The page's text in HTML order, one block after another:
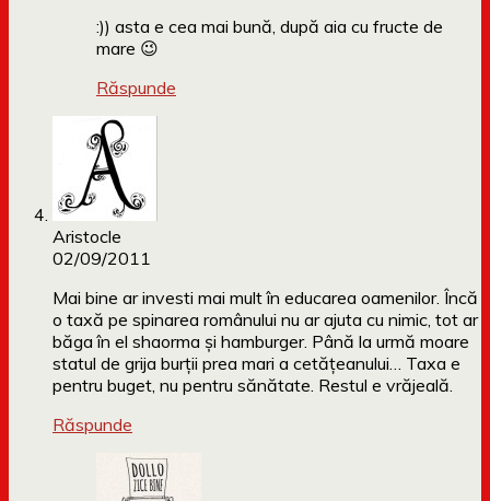
:)) asta e cea mai bună, după aia cu fructe de
mare 😉
Răspunde
Aristocle
02/09/2011
Mai bine ar investi mai mult în educarea oamenilor. Încă
o taxă pe spinarea românului nu ar ajuta cu nimic, tot ar
băga în el shaorma şi hamburger. Până la urmă moare
statul de grija burţii prea mari a cetăţeanului… Taxa e
pentru buget, nu pentru sănătate. Restul e vrăjeală.
Răspunde